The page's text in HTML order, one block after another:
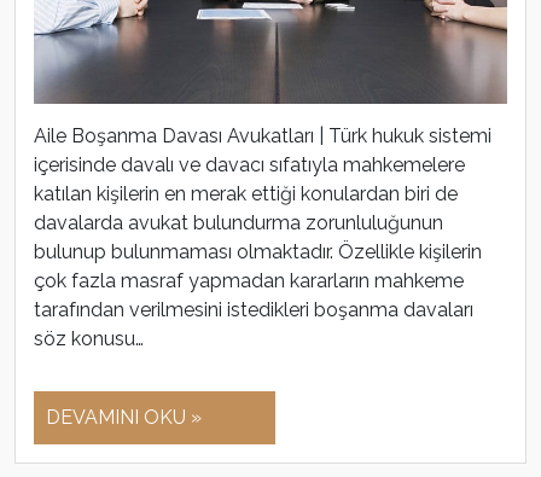
Aile Boşanma Davası Avukatları | Türk hukuk sistemi
içerisinde davalı ve davacı sıfatıyla mahkemelere
katılan kişilerin en merak ettiği konulardan biri de
davalarda avukat bulundurma zorunluluğunun
bulunup bulunmaması olmaktadır. Özellikle kişilerin
çok fazla masraf yapmadan kararların mahkeme
tarafından verilmesini istedikleri boşanma davaları
söz konusu…
DEVAMINI OKU »